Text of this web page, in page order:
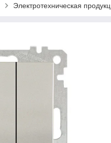
Электротехническая